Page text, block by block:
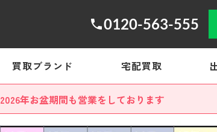
0120-563-555
買取ブランド 宅配買取
2026年お盆期間も営業をしております